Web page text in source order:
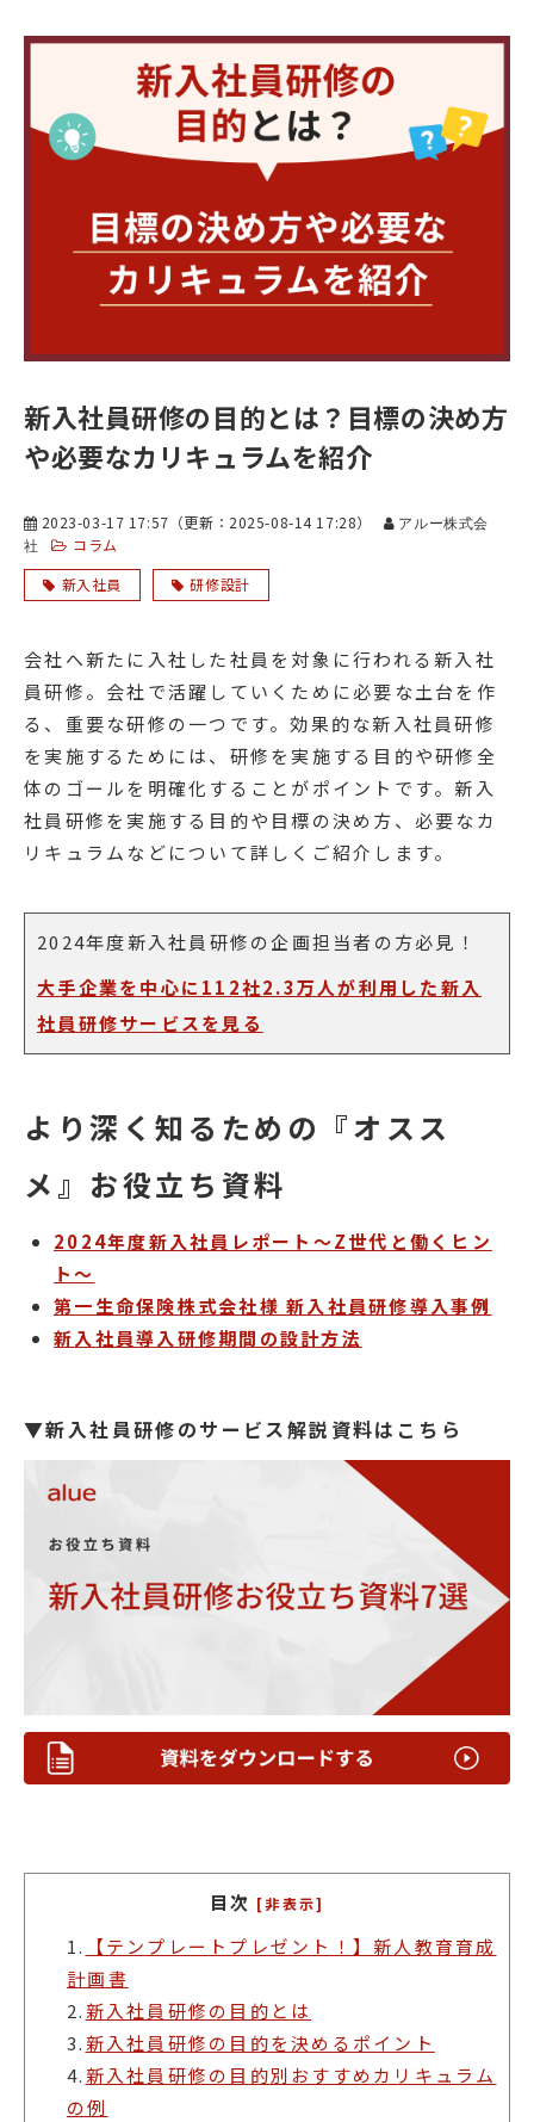
新入社員研修の目的とは？目標の決め方
や必要なカリキュラムを紹介
2023-03-17 17:57 （更新： 2025-08-14 17:28）
アルー株式会
社
コラム
新入社員
研修設計
会社へ新たに入社した社員を対象に行われる新入社
員研修。会社で活躍していくために必要な土台を作
る、重要な研修の一つです。効果的な新入社員研修
を実施するためには、研修を実施する目的や研修全
体のゴールを明確化することがポイントです。新入
社員研修を実施する目的や目標の決め方、必要なカ
リキュラムなどについて詳しくご紹介します。
2024年度新入社員研修の企画担当者の方必見！
大手企業を中心に112社2.3万人が利用した新入
社員研修サービスを見る
より深く知るための『オスス
メ』お役立ち資料
2024年度新入社員レポート～Z世代と働くヒン
ト～
第一生命保険株式会社様 新入社員研修導入事例
新入社員導入研修期間の設計方法
▼新入社員研修のサービス解説資料はこちら
目次 [非表示]
1.
【テンプレートプレゼント！】新人教育育成
計画書
2.新入社員研修の目的とは
3.新入社員研修の目的を決めるポイント
4.新入社員研修の目的別おすすめカリキュラム
の例